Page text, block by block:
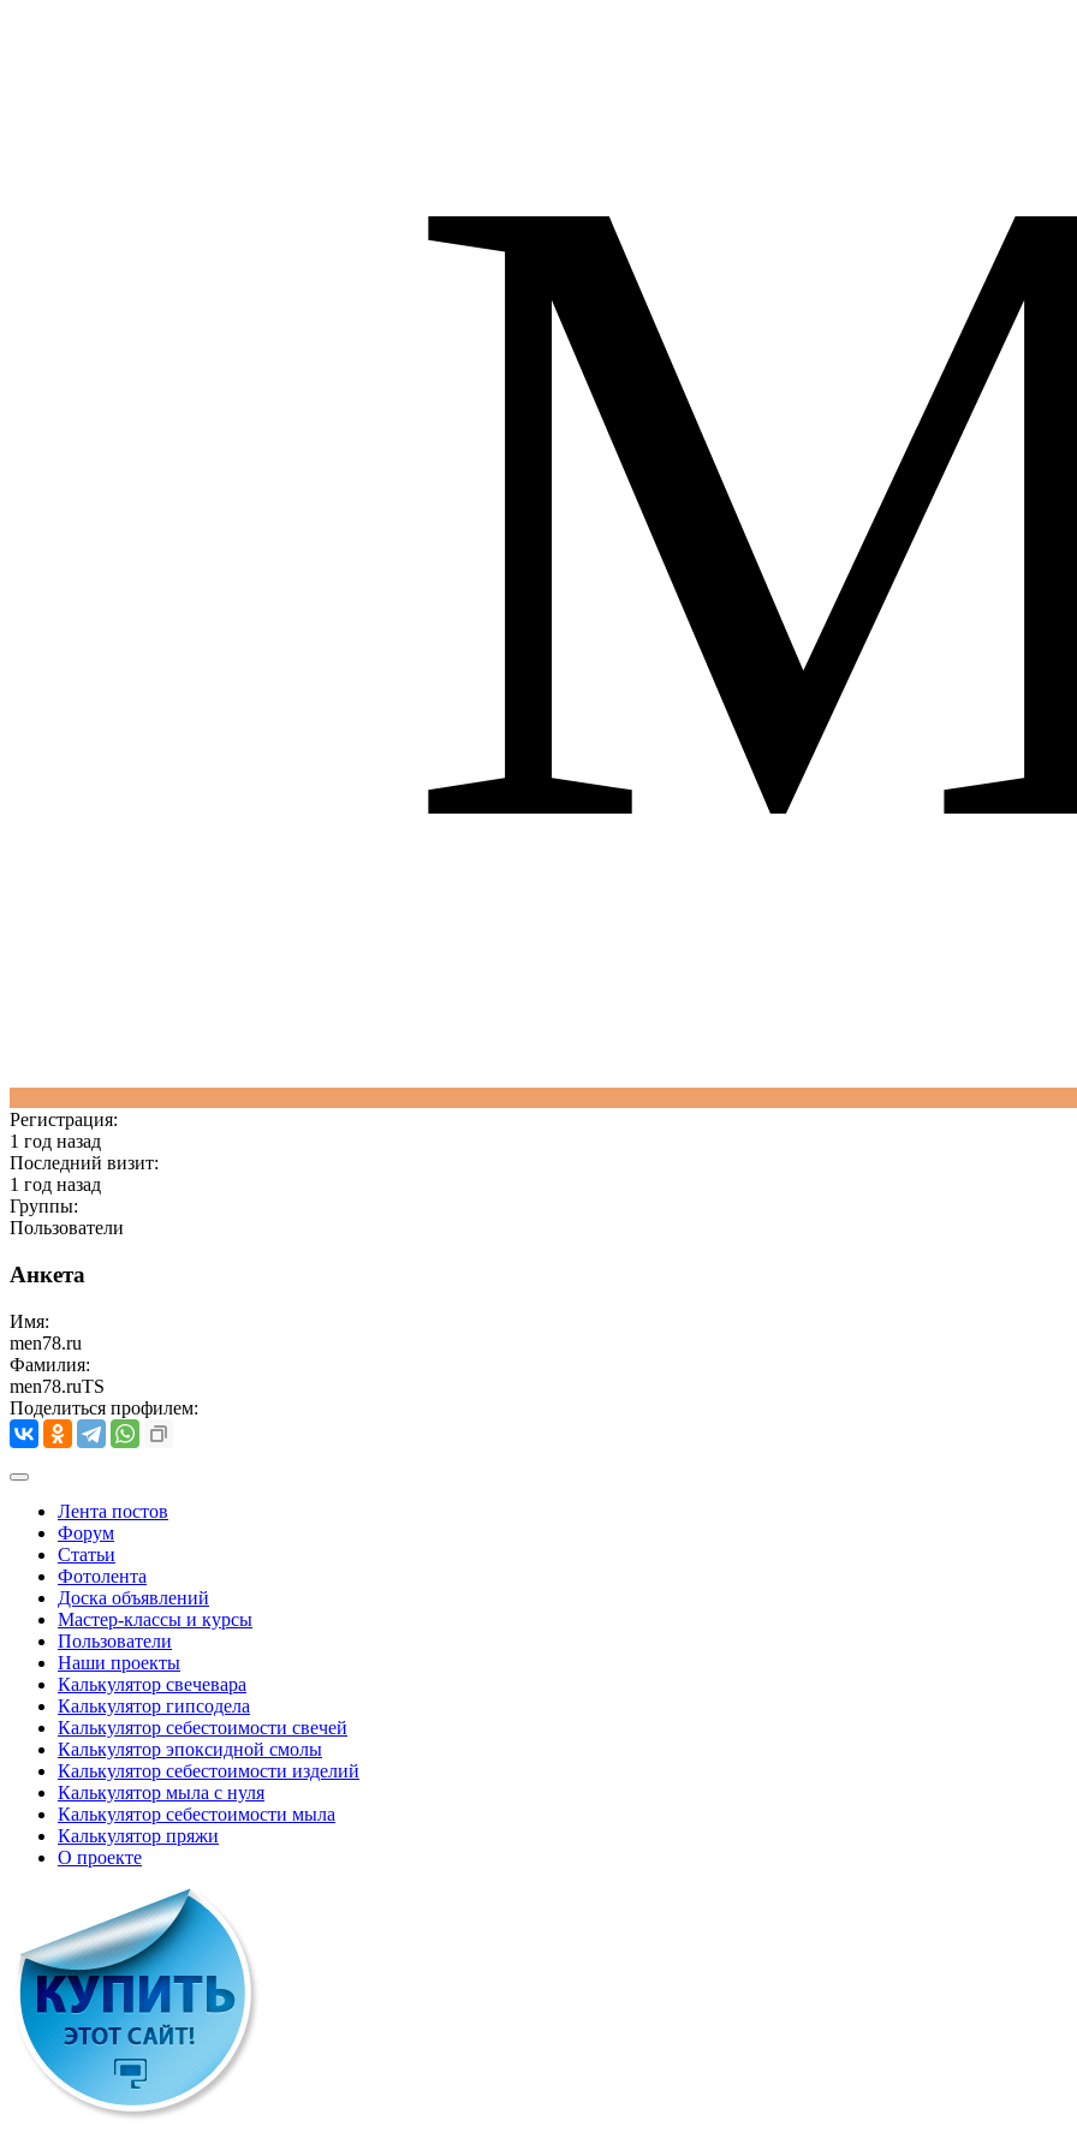
Регистрация:
1 год назад
Последний визит:
1 год назад
Группы:
Пользователи
Анкета
Имя:
men78.ru
Фамилия:
men78.ruTS
Поделиться профилем:
Лента постов
Форум
Статьи
Фотолента
Доска объявлений
Мастер-классы и курсы
Пользователи
Наши проекты
Калькулятор свечевара
Калькулятор гипсодела
Калькулятор себестоимости свечей
Калькулятор эпоксидной смолы
Калькулятор себестоимости изделий
Калькулятор мыла с нуля
Калькулятор себестоимости мыла
Калькулятор пряжи
О проекте